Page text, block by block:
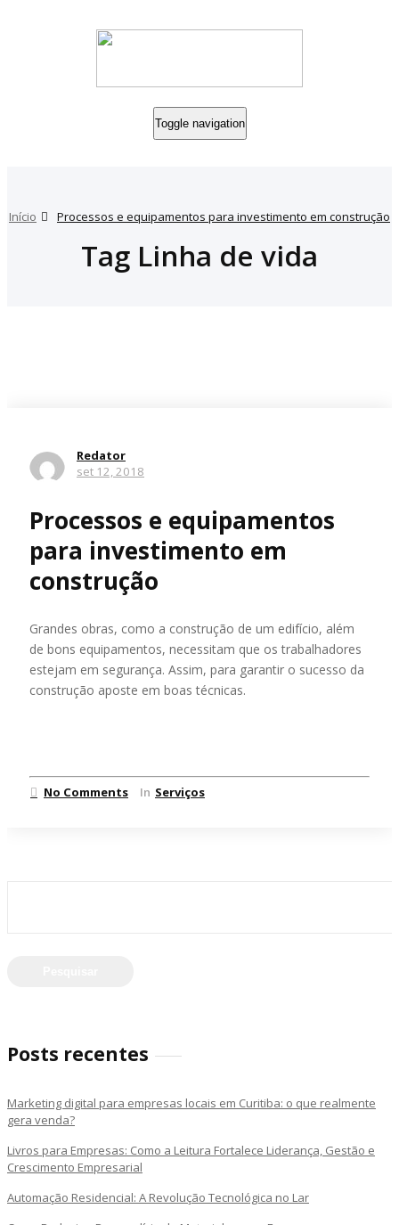
Toggle navigation
Início Processos e equipamentos para investimento em construção
Tag Linha de vida
Redator
set 12, 2018
Processos e equipamentos
para investimento em
construção
Grandes obras, como a construção de um edifício, além
de bons equipamentos, necessitam que os trabalhadores
estejam em segurança. Assim, para garantir o sucesso da
construção aposte em boas técnicas.
No Comments In Serviços
Posts recentes
Marketing digital para empresas locais em Curitiba: o que realmente
gera venda?
Livros para Empresas: Como a Leitura Fortalece Liderança, Gestão e
Crescimento Empresarial
Automação Residencial: A Revolução Tecnológica no Lar